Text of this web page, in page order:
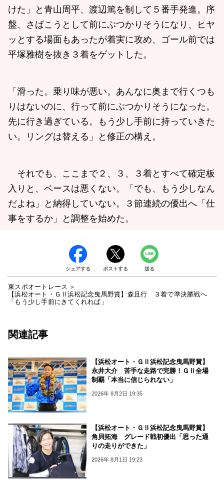
けた」と青山周平、渡辺篤を制して５番手発進。序
盤、さばこうとして前にぶつかりそうになり、ヒヤ
ッとする場面もあったが着実に攻め、ゴール前では
平塚雅樹を抜き３着をゲットした。
「滑った。乗り味が悪い。あんなに奥まで行くつも
りはないのに、行って前にぶつかりそうになった。
先に行き過ぎている。もう少し手前に持っていきた
い。リングは替える」と修正の構え。
それでも、ここまで２、３、３着とすべて確定板
入りと、ベースは悪くない。「でも、もう少しなん
だよね」と納得していない。３節連続の優出へ「仕
事をするか」と調整を始めた。
シェアする ポストする 送る
東スポオートレース
【浜松オート・ＧⅡ浜松記念曳馬野賞】森且行 ３着で準決勝戦へ
「もう少し手前にきてくれれば」
関連記事
【浜松オート・ＧⅡ浜松記念曳馬野賞】
永井大介 苦手な走路で完勝！ＧⅡ全場
制覇「本当に信じられない」
2026年 8月2日 19:35
【浜松オート・ＧⅡ浜松記念曳馬野賞】
角貝拓海 グレード戦初優出「思った通
りの走りができた」
2026年 8月1日 19:23